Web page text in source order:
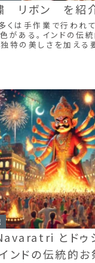
リボン を紹
くは手作業で行われ
がある。インドの伝
特の美しさを加える
とドゥ
ンドの伝統的お